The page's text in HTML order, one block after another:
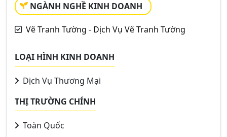
NGÀNH NGHỀ KINH DOANH
Vẽ Tranh Tường - Dịch Vụ Vẽ Tranh Tường
LOẠI HÌNH KINH DOANH
Dịch Vụ Thương Mại
THỊ TRƯỜNG CHÍNH
Toàn Quốc